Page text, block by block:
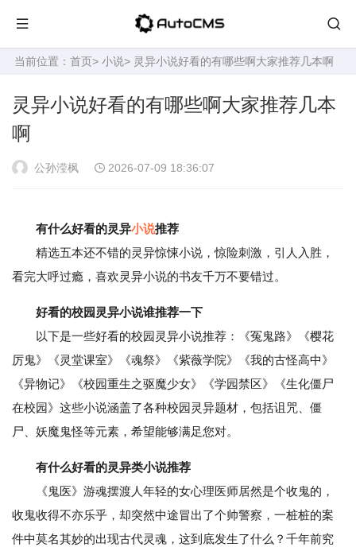
当前位置： 首页> 小说> 灵异小说好看的有哪些啊大家推荐几本啊
灵异小说好看的有哪些啊大家推荐几本
啊
公孙滢枫 2026-07-09 18:36:07
有什么好看的灵异小说推荐
精选五本还不错的灵异惊悚小说，惊险刺激，引人入胜，
看完大呼过瘾，喜欢灵异小说的书友千万不要错过。
好看的校园灵异小说谁推荐一下
以下是一些好看的校园灵异小说推荐：《冤鬼路》《樱花
厉鬼》《灵堂课室》《魂祭》《紫薇学院》《我的古怪高中》
《异物记》《校园重生之驱魔少女》《学园禁区》《生化僵尸
在校园》这些小说涵盖了各种校园灵异题材，包括诅咒、僵
尸、妖魔鬼怪等元素，希望能够满足您对。
有什么好看的灵异类小说推荐
《鬼医》游魂摆渡人年轻的女心理医师居然是个收鬼的，
收鬼收得不亦乐乎，却突然中途冒出了个帅警察，一桩桩的案
件中莫名其妙的出现古代灵魂，这到底发生了什么？千年前究